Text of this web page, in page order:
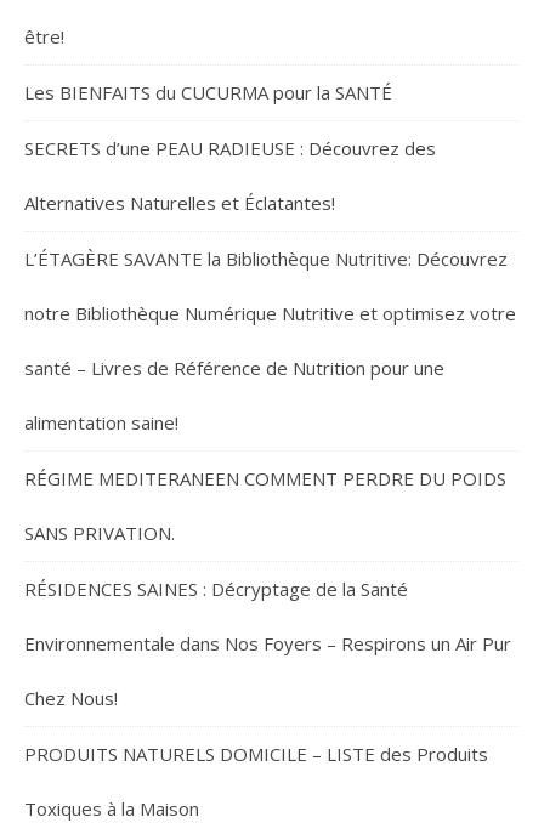
être!
Les BIENFAITS du CUCURMA pour la SANTÉ
SECRETS d’une PEAU RADIEUSE : Découvrez des
Alternatives Naturelles et Éclatantes!
L’ÉTAGÈRE SAVANTE la Bibliothèque Nutritive: Découvrez
notre Bibliothèque Numérique Nutritive et optimisez votre
santé – Livres de Référence de Nutrition pour une
alimentation saine!
RÉGIME MEDITERANEEN COMMENT PERDRE DU POIDS
SANS PRIVATION.
RÉSIDENCES SAINES : Décryptage de la Santé
Environnementale dans Nos Foyers – Respirons un Air Pur
Chez Nous!
PRODUITS NATURELS DOMICILE – LISTE des Produits
Toxiques à la Maison